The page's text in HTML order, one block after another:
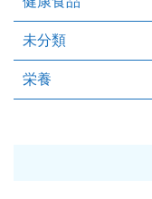
未分類
栄養